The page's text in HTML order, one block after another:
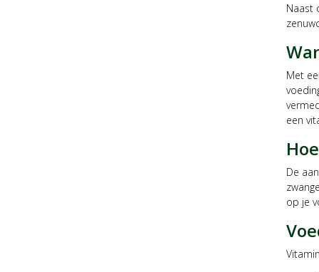
Naast
Met
een
De
op je